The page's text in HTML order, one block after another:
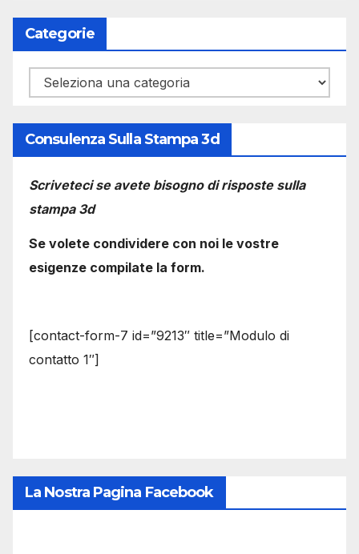
Categorie
Categorie
Consulenza Sulla Stampa 3d
Scriveteci se avete bisogno di risposte sulla
stampa 3d
Se volete condividere con noi le vostre
esigenze compilate la form.
[contact-form-7 id=”9213″ title=”Modulo di
contatto 1″]
La Nostra Pagina Facebook